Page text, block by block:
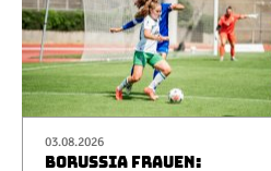
03.08.2026
BORUSSIA FRAUEN: